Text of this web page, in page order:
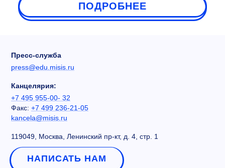
ПОДРОБНЕЕ
Пресс-служба
press@edu.misis.ru
Канцелярия:
+7 495 955-00- 32
Факс: +7 499 236-21-05
kancela@misis.ru
119049, Москва, Ленинский пр-кт, д. 4, стр. 1
НАПИСАТЬ НАМ